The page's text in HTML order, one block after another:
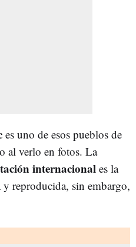
es uno de esos pueblos de
al verlo en fotos. La
internacional es la
y reproducida, sin embargo,